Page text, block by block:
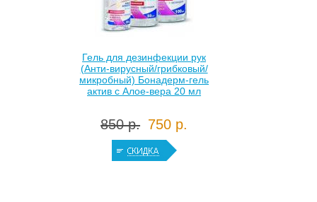
Гель для дезинфекции рук
(Анти-вирусный/грибковый/
микробный) Бонадерм-гель
актив с Алое-вера 20 мл
850 р. 750 р.